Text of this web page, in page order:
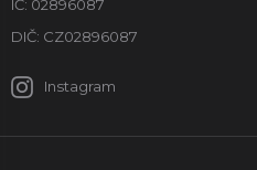
IČ: 02896087
DIČ: CZ02896087
Instagram